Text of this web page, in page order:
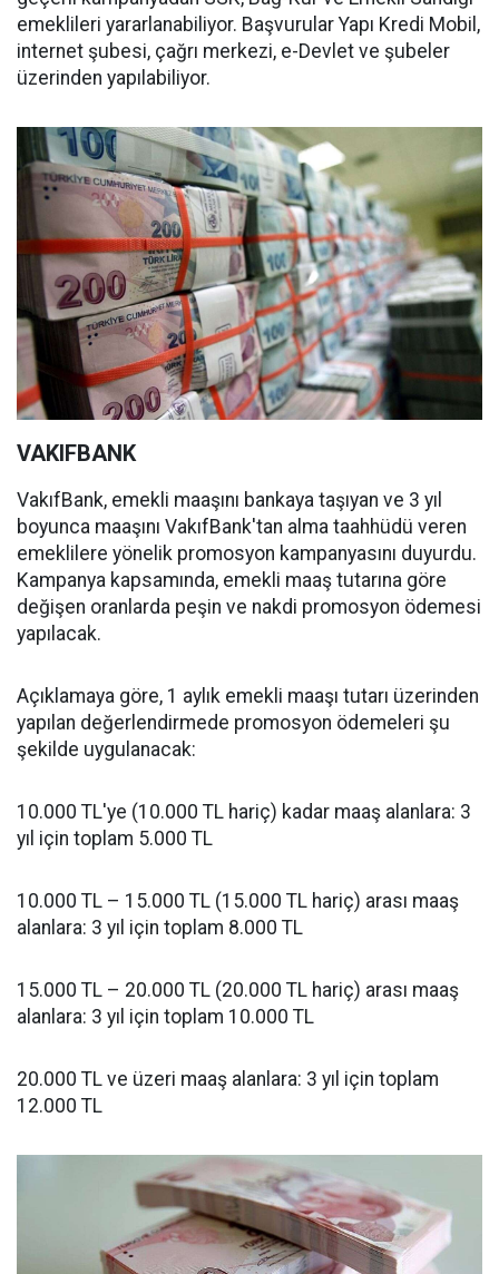
emeklileri yararlanabiliyor. Başvurular Yapı Kredi Mobil,
internet şubesi, çağrı merkezi, e-Devlet ve şubeler
üzerinden yapılabiliyor.
VAKIFBANK
VakıfBank, emekli maaşını bankaya taşıyan ve 3 yıl
boyunca maaşını VakıfBank'tan alma taahhüdü veren
emeklilere yönelik promosyon kampanyasını duyurdu.
Kampanya kapsamında, emekli maaş tutarına göre
değişen oranlarda peşin ve nakdi promosyon ödemesi
yapılacak.
Açıklamaya göre, 1 aylık emekli maaşı tutarı üzerinden
yapılan değerlendirmede promosyon ödemeleri şu
şekilde uygulanacak:
10.000 TL'ye (10.000 TL hariç) kadar maaş alanlara: 3
yıl için toplam 5.000 TL
10.000 TL – 15.000 TL (15.000 TL hariç) arası maaş
alanlara: 3 yıl için toplam 8.000 TL
15.000 TL – 20.000 TL (20.000 TL hariç) arası maaş
alanlara: 3 yıl için toplam 10.000 TL
20.000 TL ve üzeri maaş alanlara: 3 yıl için toplam
12.000 TL